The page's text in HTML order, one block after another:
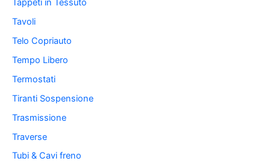
Tappeti in Tessuto
Tavoli
Telo Copriauto
Tempo Libero
Termostati
Tiranti Sospensione
Trasmissione
Traverse
Tubi & Cavi freno